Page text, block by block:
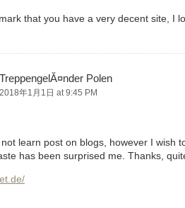
that you have a very decent site, I
TreppengelĂ¤nder Polen
2018年1月1日 at 9:45 PM
learn post on blogs, however I wish
has been surprised me. Thanks,